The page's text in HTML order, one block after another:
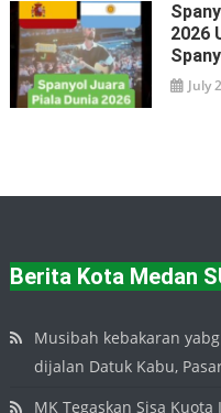
2026
July
Berita Kota Medan
Musibah kebakaran
dijalan Datuk Kabu,
MK Tegaskan Sisa